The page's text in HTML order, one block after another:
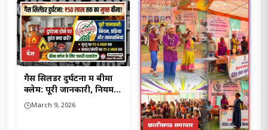
देश
गैस सिलेंडर दुर्घटना में बीमा
क्लेम: पूरी जानकारी, नियम,
प्रक्रिया और सावधानियां…!
March 9, 2026
छत्‍तीसगढ समाचार